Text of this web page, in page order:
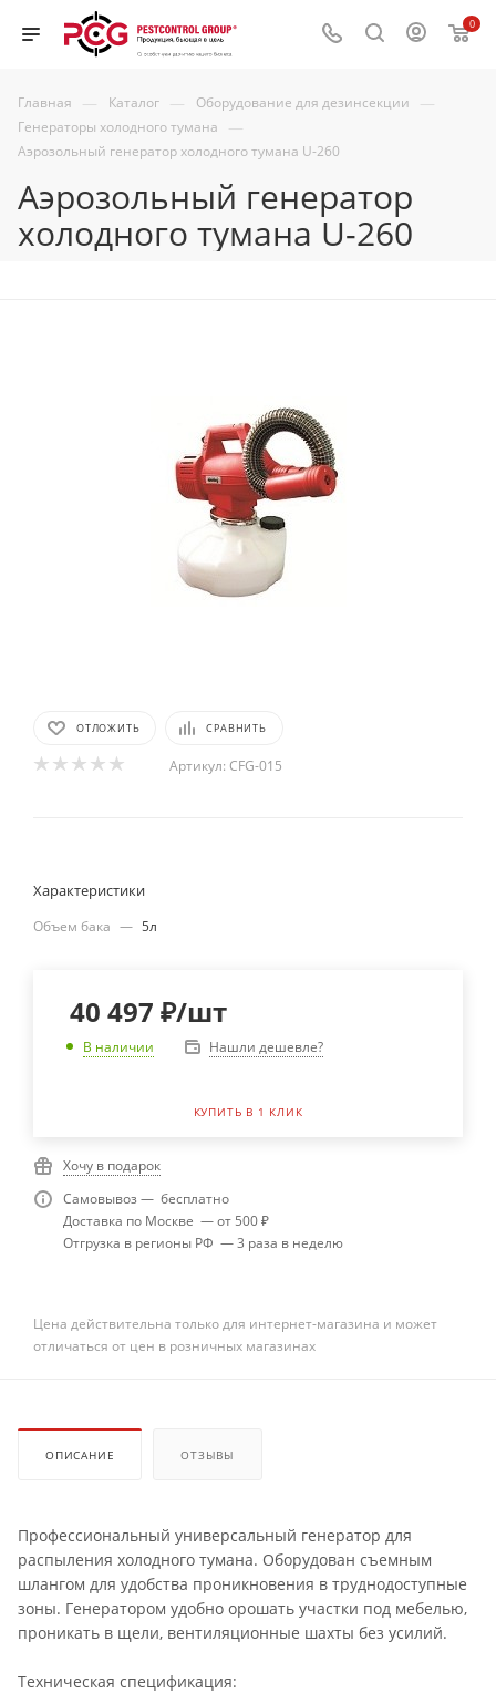
0
Главная — Каталог — Оборудование для дезинсекции —
Генераторы холодного тумана —
Аэрозольный генератор холодного тумана U-260
Аэрозольный генератор
холодного тумана U-260
ОТЛОЖИТЬ СРАВНИТЬ
Артикул: CFG-015
Характеристики
Объем бака — 5л
40 497 ₽/шт
В наличии Нашли дешевле?
КУПИТЬ В 1 КЛИК
Хочу в подарок
Самовывоз — бесплатно
Доставка по Москве — от 500 ₽
Отгрузка в регионы РФ — 3 раза в неделю
Цена действительна только для интернет-магазина и может
отличаться от цен в розничных магазинах
ОПИСАНИЕ ОТЗЫВЫ
Профессиональный универсальный генератор для
распыления холодного тумана. Оборудован съемным
шлангом для удобства проникновения в труднодоступные
зоны. Генератором удобно орошать участки под мебелью,
проникать в щели, вентиляционные шахты без усилий.
Техническая спецификация: